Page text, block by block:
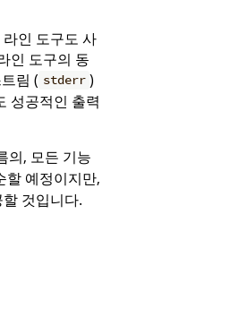
인 도구도 사
인 도구의 동
림 ( stderr )
성공적인 출력
의, 모든 기능
할 예정이지만,
것입니다.